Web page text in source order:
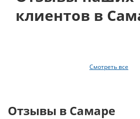
клиентов в
Смотреть все
Отзывы в Самаре